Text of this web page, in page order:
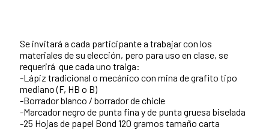
Se invitará a cada participante a trabajar con los
materiales de su elección, pero para uso en clase, se
requerirá que cada uno traiga:
-Lápiz tradicional o mecánico con mina de grafito tipo
mediano (F, HB o B)
-Borrador blanco / borrador de chicle
-Marcador negro de punta fina y de punta gruesa biselada
-25 Hojas de papel Bond 120 gramos tamaño carta